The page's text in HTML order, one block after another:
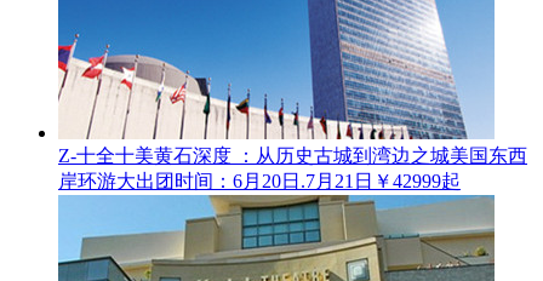
Z-十全十美黄石深度 ：从历史古城到湾边之城美国东西
岸环游大出团时间：6月20日.7月21日 ￥42999起